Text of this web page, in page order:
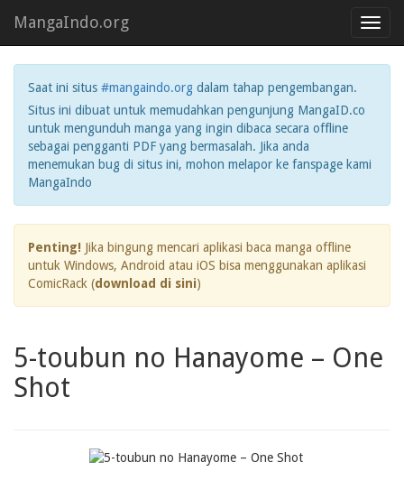
MangaIndo.org
Saat ini situs #mangaindo.org dalam tahap pengembangan.
Situs ini dibuat untuk memudahkan pengunjung MangaID.co
untuk mengunduh manga yang ingin dibaca secara offline
sebagai pengganti PDF yang bermasalah. Jika anda
menemukan bug di situs ini, mohon melapor ke fanspage kami
MangaIndo
Penting! Jika bingung mencari aplikasi baca manga offline
untuk Windows, Android atau iOS bisa menggunakan aplikasi
ComicRack (download di sini)
5-toubun no Hanayome – One
Shot